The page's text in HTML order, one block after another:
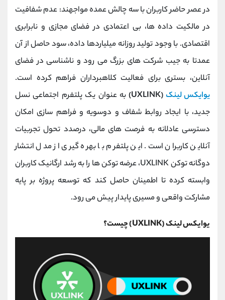
در عصر حاضر کاربران با سه چالش عمده مواجهند: عدم شفافیت
در مالکیت داده ‌ها، بی ‌اعتمادی در فضای مجازی و نابرابری
اقتصادی. با وجود تولید روزانه میلیاردها داده، سود حاصل از آن
عمدتا به جیب شرکت ‌های بزرگ می ‌رود و ناشناسی در فضای
آنلاین، بستری برای فعالیت کلاهبرداران فراهم کرده است.
یو‌ایکس لینک (UXLINK)
به عنوان یک پلتفرم اجتماعی نسل
جدید، با ایجاد روابط شفاف و دوسویه و فراهم ‌سازی امکان
دسترسی عادلانه به فرصت ‌های مالی، درصدد تحول تجربیات
آنلاین کاربران است. این پلتفرم با بهره ‌گیری از مدل انتشار
دوگانه توکن UXLINK، عرضه توکن‌ ها را به رشد ارگانیک کاربران
وابسته کرده تا اطمینان حاصل کند که توسعه پروژه بر پایه
مشارکت واقعی و مسیری پایدار پیش می ‌رود.
یو‌ایکس لینک (UXLINK) چیست؟
تلفن 021-22021030
021-22021040
بدون پیش شماره
اینستاگرام @alireza.mehrabii
کانال تلگرام @alirezamehrabi_com
@alirezamehrabi_official